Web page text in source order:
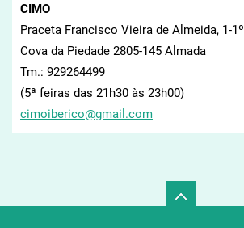
CIMO
Praceta Francisco Vieira de Almeida, 1-1º
Cova da Piedade 2805-145 Almada
Tm.: 929264499
(5ª feiras das 21h30 às 23h00)
cimoiberico@gmai l.com